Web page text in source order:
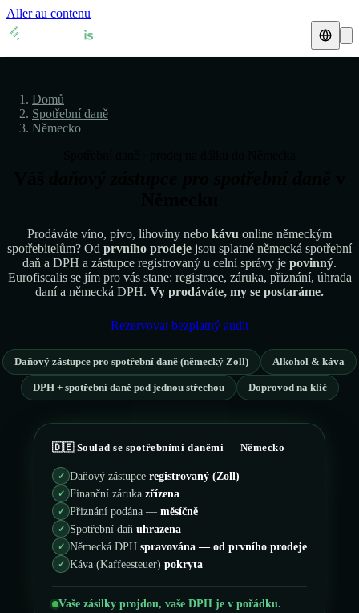
Aller au contenu
🇧🇪 Belgie
🇪🇪 Estonsko
🇫🇮 Finsko
🇭🇷 Chorvatsko
🇮🇪 Irsko
🇨🇾 Kypr
🇱🇹 Litva
🇱🇻 Lotyšsko
🇱🇺 Lucembursko
Přehledy DPH
🇩🇰 Dánsko
🇪🇪 Estonsko
🇫🇷 Francie
🇭🇷 Chorvatsko
🇮🇹 Itálie
🇨🇾 Kypr
🇱🇹
🇱🇻
🇱🇺 Lucembursko
Ověření DIČ
Kalkulačka DPH
Domů
Spotřební daně
Německo
Prodáváte víno, pivo, lihoviny nebo kávu online německým
spotřebitelům? Od prvního prodeje jsou splatné německá spotřební
daň a DPH a zástupce registrovaný u celní správy je povinný.
Eurofiscalis se jím pro vás stane: registrace, záruka, přiznání, úhrada
daní a německá DPH. Vy prodáváte, my se postaráme.
Rezervovat bezplatný audit
Daňový zástupce pro spotřební daně (německý Zoll) Alkohol & káva
DPH + spotřební daně pod jednou střechou Doprovod na klíč
🇩🇪 Soulad se spotřebními daněmi — Německo
✓ Daňový zástupce registrovaný (Zoll)
✓ Finanční záruka zřízena
✓ Přiznání podána — měsíčně
✓ Spotřební daň uhrazena
✓ Německá DPH spravována — od prvního prodeje
✓ Káva (Kaffeesteuer) pokryta
Vaše zásilky projdou, vaše DPH je v pořádku.